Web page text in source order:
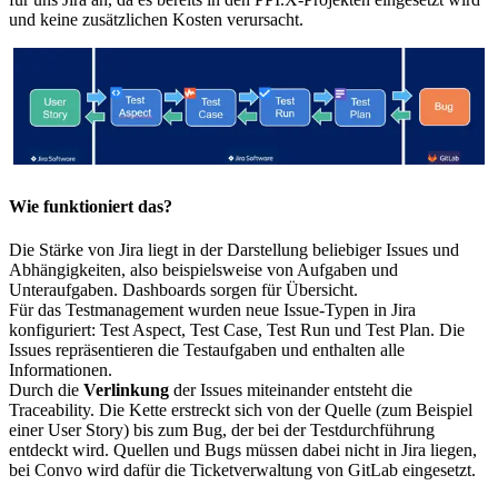
und keine zusätzlichen Kosten verursacht.
Wie funktioniert das?
Die Stärke von Jira liegt in der Darstellung beliebiger Issues und
Abhängigkeiten, also beispielsweise von Aufgaben und
Unteraufgaben. Dashboards sorgen für Übersicht.
Für das Testmanagement wurden neue Issue-Typen in Jira
konfiguriert: Test Aspect, Test Case, Test Run und Test Plan. Die
Issues repräsentieren die Testaufgaben und enthalten alle
Informationen.
Durch die Verlinkung der Issues miteinander entsteht die
Traceability. Die Kette erstreckt sich von der Quelle (zum Beispiel
einer User Story) bis zum Bug, der bei der Testdurchführung
entdeckt wird. Quellen und Bugs müssen dabei nicht in Jira liegen,
bei Convo wird dafür die Ticketverwaltung von GitLab eingesetzt.